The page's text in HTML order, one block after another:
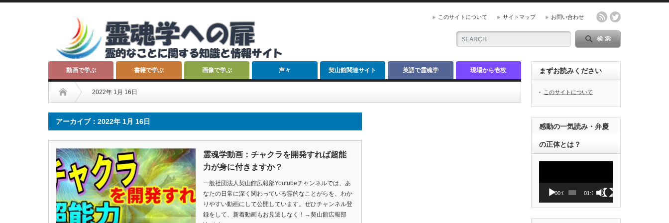
このサイトについて サイトマップ お問い合わせ
動画で学ぶ 書籍で学ぶ 画像で学ぶ 声々 契山館関連サイト 英語で霊魂学 現場から壱枚
2022年 1月 16日
アーカイブ：2022年 1月 16日
霊魂学動画：チャクラを開発すれば超能
力が身に付きますか？
一般社団法人契山館広報部Youtubeチャンネルでは、あ
なたの日常に深く関わっている霊的なことがらを、わか
りやすい動画にして公開しています。ぜひチャンネル登
録をして、新着動画もお見逃しなく！→契山館広報部
まずお読みください
このサイトについて
感動の一気読み・弁慶
の正体とは？
ヤ
ー
00:00 01:12